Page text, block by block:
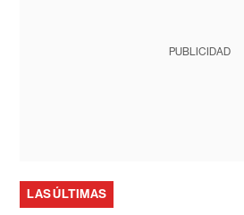
PUBLICIDAD
LAS ÚLTIMAS